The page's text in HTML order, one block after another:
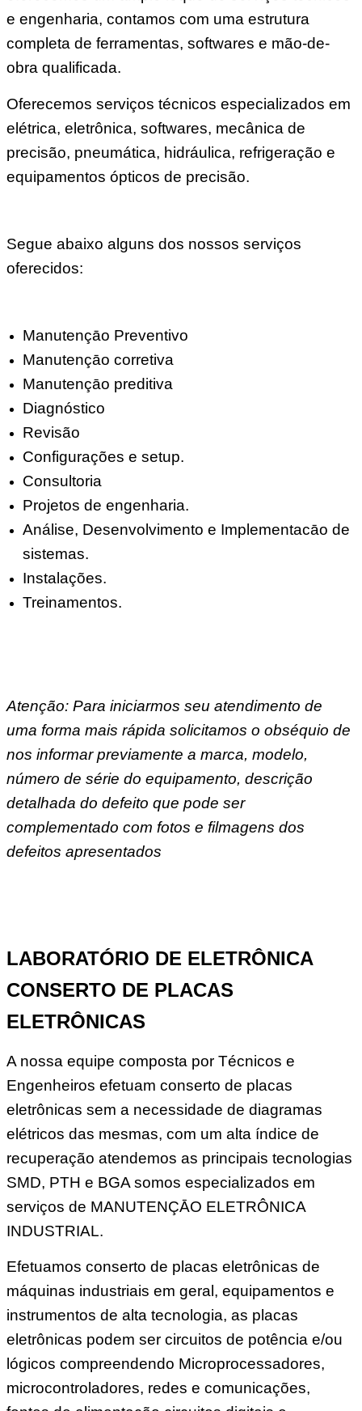
e engenharia, contamos com uma estrutura
completa de ferramentas, softwares e mão-de-
obra qualificada.
Oferecemos serviços técnicos especializados em
elétrica, eletrônica, softwares, mecânica de
precisão, pneumática, hidráulica, refrigeração e
equipamentos ópticos de precisão.
Segue abaixo alguns dos nossos serviços
oferecidos:
Manutençāo Preventivo
Manutençāo corretiva
Manutençāo preditiva
Diagnóstico
Revisão
Configurações e setup.
Consultoria
Projetos de engenharia.
Análise, Desenvolvimento e Implementacāo de
sistemas.
Instalações.
Treinamentos.
Atenção: Para iniciarmos seu atendimento de
uma forma mais rápida solicitamos o obséquio de
nos informar previamente a marca, modelo,
número de série do equipamento, descrição
detalhada do defeito que pode ser
complementado com fotos e filmagens dos
defeitos apresentados
LABORATÓRIO DE ELETRÔNICA
CONSERTO DE PLACAS
ELETRÔNICAS
A nossa equipe composta por Técnicos e
Engenheiros efetuam conserto de placas
eletrônicas sem a necessidade de diagramas
elétricos das mesmas, com um alta índice de
recuperação atendemos as principais tecnologias
SMD, PTH e BGA somos especializados em
serviços de MANUTENÇĀO ELETRÔNICA
INDUSTRIAL.
Efetuamos conserto de placas eletrônicas de
máquinas industriais em geral, equipamentos e
instrumentos de alta tecnologia, as placas
eletrônicas podem ser circuitos de potência e/ou
lógicos compreendendo Microprocessadores,
microcontroladores, redes e comunicações,